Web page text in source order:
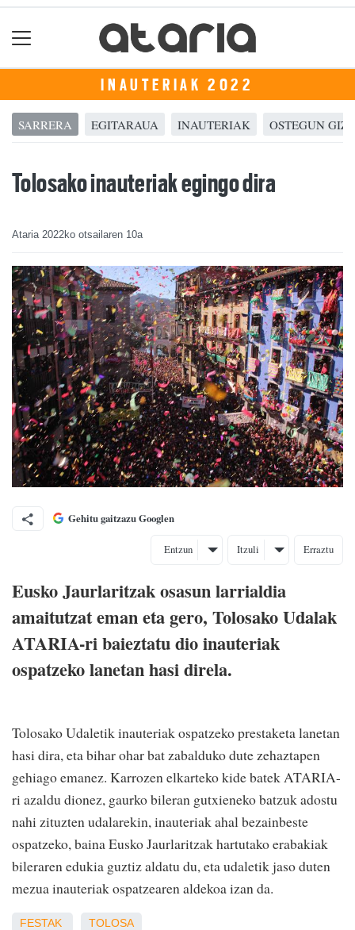
INAUTERIAK 2022
SARRERA EGITARAUA INAUTERIAK OSTEGUN
Tolosako inauteriak egingo dira
Ataria 2022ko otsailaren 10a
Gehitu gaitzazu Googlen
Entzun Itzuli Erraztu
Eusko Jaurlaritzak osasun larrialdia
amaitutzat eman eta gero, Tolosako Udalak
ATARIA-ri baieztatu dio inauteriak
ospatzeko lanetan hasi direla.
Tolosako Udaletik inauteriak ospatzeko prestaketa lanetan
hasi dira, eta bihar ohar bat zabalduko dute zehaztapen
gehiago emanez. Karrozen elkarteko kide batek ATARIA-
ri azaldu dionez, gaurko bileran gutxieneko batzuk adostu
nahi zituzten udalarekin, inauteriak ahal bezainbeste
ospatzeko, baina Eusko Jaurlaritzak hartutako erabakiak
bileraren edukia guztiz aldatu du, eta udaletik jaso duten
mezua inauteriak ospatzearen aldekoa izan da.
FESTAK TOLOSA